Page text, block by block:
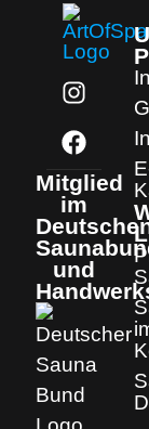
Mitglied
im
und